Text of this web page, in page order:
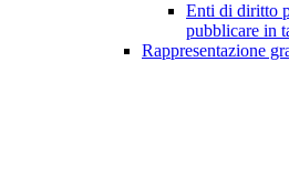
Enti di diritto
pubblicare in
Rappresentazione